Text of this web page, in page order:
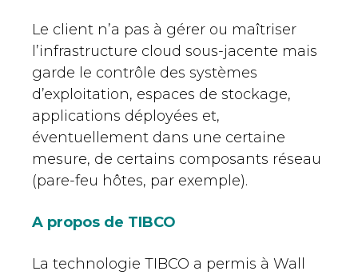
Le client n’a pas à gérer ou maîtriser
l’infrastructure cloud sous-jacente mais
garde le contrôle des systèmes
d’exploitation, espaces de stockage,
applications déployées et,
éventuellement dans une certaine
mesure, de certains composants réseau
(pare-feu hôtes, par exemple).
A propos de TIBCO
La technologie TIBCO a permis à Wall